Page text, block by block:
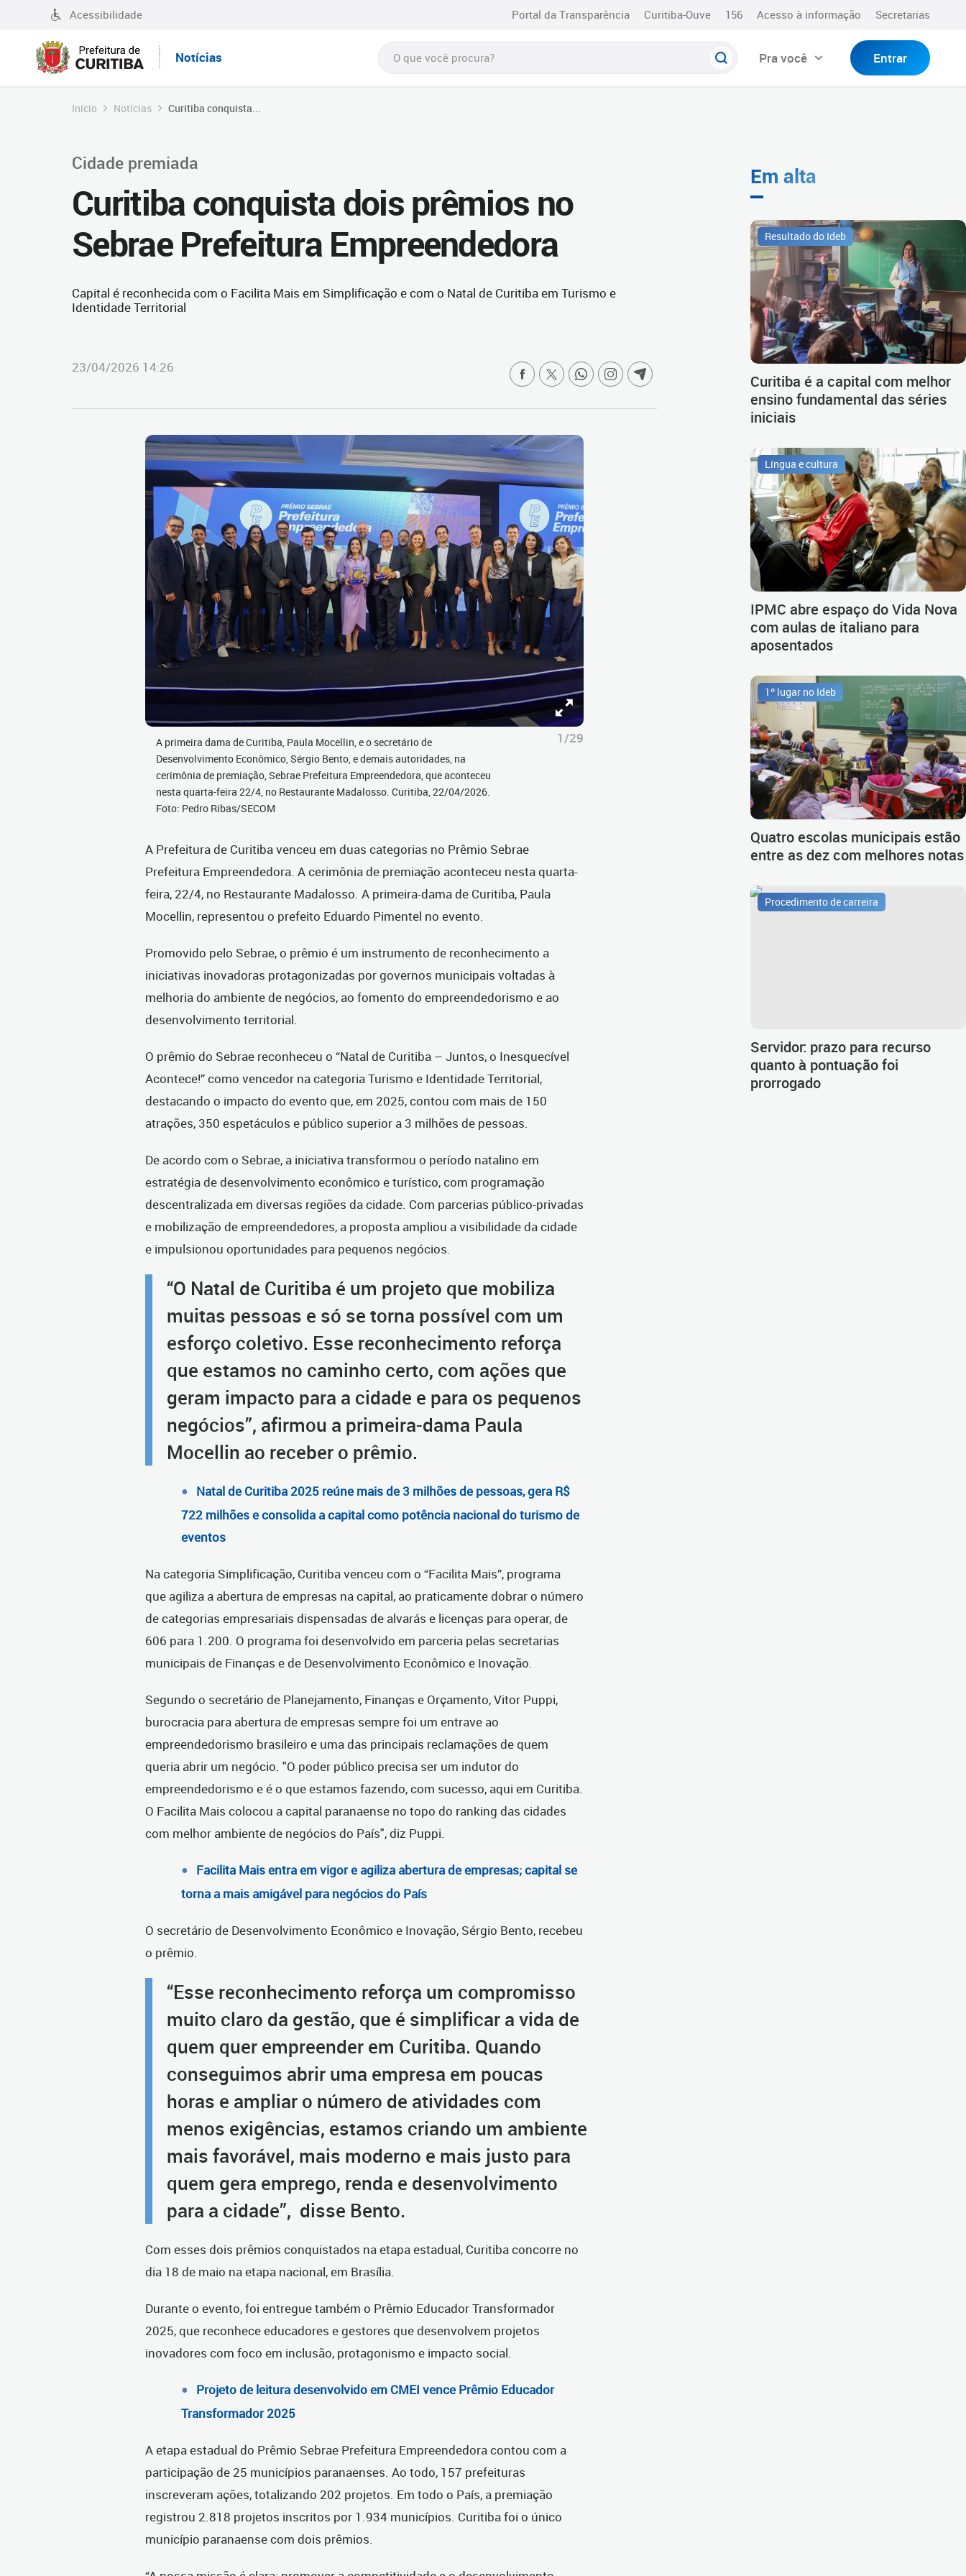
Acessibilidade Portal da Transparência Curitiba-Ouve 156 Acesso à informação Secretarias
Notícias Pra você Entrar
Início Notícias Curitiba conquista...
Cidade premiada
Curitiba conquista dois prêmios no
Sebrae Prefeitura Empreendedora
Capital é reconhecida com o Facilita Mais em Simplificação e com o Natal de Curitiba em Turismo e
Identidade Territorial
23/04/2026 14:26
A primeira dama de Curitiba, Paula Mocellin, e o secretário de
Desenvolvimento Econômico, Sérgio Bento, e demais autoridades, na
cerimônia de premiação, Sebrae Prefeitura Empreendedora, que aconteceu
nesta quarta-feira 22/4, no Restaurante Madalosso. Curitiba, 22/04/2026.
Foto: Pedro Ribas/SECOM
1/29
A Prefeitura de Curitiba venceu em duas categorias no Prêmio Sebrae
Prefeitura Empreendedora. A cerimônia de premiação aconteceu nesta quarta-
feira, 22/4, no Restaurante Madalosso. A primeira-dama de Curitiba, Paula
Mocellin, representou o prefeito Eduardo Pimentel no evento.
Promovido pelo Sebrae, o prêmio é um instrumento de reconhecimento a
iniciativas inovadoras protagonizadas por governos municipais voltadas à
melhoria do ambiente de negócios, ao fomento do empreendedorismo e ao
desenvolvimento territorial.
O prêmio do Sebrae reconheceu o “Natal de Curitiba – Juntos, o Inesquecível
Acontece!” como vencedor na categoria Turismo e Identidade Territorial,
destacando o impacto do evento que, em 2025, contou com mais de 150
atrações, 350 espetáculos e público superior a 3 milhões de pessoas.
De acordo com o Sebrae, a iniciativa transformou o período natalino em
estratégia de desenvolvimento econômico e turístico, com programação
descentralizada em diversas regiões da cidade. Com parcerias público-privadas
e mobilização de empreendedores, a proposta ampliou a visibilidade da cidade
e impulsionou oportunidades para pequenos negócios.
“O Natal de Curitiba é um projeto que mobiliza
muitas pessoas e só se torna possível com um
esforço coletivo. Esse reconhecimento reforça
que estamos no caminho certo, com ações que
geram impacto para a cidade e para os pequenos
negócios”, afirmou a primeira-dama Paula
Mocellin ao receber o prêmio.
Natal de Curitiba 2025 reúne mais de 3 milhões de pessoas, gera R$
722 milhões e consolida a capital como potência nacional do turismo de
eventos
Na categoria Simplificação, Curitiba venceu com o “Facilita Mais”, programa
que agiliza a abertura de empresas na capital, ao praticamente dobrar o número
de categorias empresariais dispensadas de alvarás e licenças para operar, de
606 para 1.200. O programa foi desenvolvido em parceria pelas secretarias
municipais de Finanças e de Desenvolvimento Econômico e Inovação.
Segundo o secretário de Planejamento, Finanças e Orçamento, Vitor Puppi,
burocracia para abertura de empresas sempre foi um entrave ao
empreendedorismo brasileiro e uma das principais reclamações de quem
queria abrir um negócio. "O poder público precisa ser um indutor do
empreendedorismo e é o que estamos fazendo, com sucesso, aqui em Curitiba.
O Facilita Mais colocou a capital paranaense no topo do ranking das cidades
com melhor ambiente de negócios do País", diz Puppi.
Facilita Mais entra em vigor e agiliza abertura de empresas; capital se
torna a mais amigável para negócios do País
O secretário de Desenvolvimento Econômico e Inovação, Sérgio Bento, recebeu
o prêmio.
“Esse reconhecimento reforça um compromisso
muito claro da gestão, que é simplificar a vida de
quem quer empreender em Curitiba. Quando
conseguimos abrir uma empresa em poucas
horas e ampliar o número de atividades com
menos exigências, estamos criando um ambiente
mais favorável, mais moderno e mais justo para
quem gera emprego, renda e desenvolvimento
para a cidade”, disse Bento.
Com esses dois prêmios conquistados na etapa estadual, Curitiba concorre no
dia 18 de maio na etapa nacional, em Brasília.
Durante o evento, foi entregue também o Prêmio Educador Transformador
2025, que reconhece educadores e gestores que desenvolvem projetos
inovadores com foco em inclusão, protagonismo e impacto social.
Projeto de leitura desenvolvido em CMEI vence Prêmio Educador
Transformador 2025
A etapa estadual do Prêmio Sebrae Prefeitura Empreendedora contou com a
participação de 25 municípios paranaenses. Ao todo, 157 prefeituras
inscreveram ações, totalizando 202 projetos. Em todo o País, a premiação
registrou 2.818 projetos inscritos por 1.934 municípios. Curitiba foi o único
município paranaense com dois prêmios.
Em alta
Resultado do Ideb
Curitiba é a capital com melhor
ensino fundamental das séries
iniciais
Língua e cultura
IPMC abre espaço do Vida Nova
com aulas de italiano para
aposentados
1º lugar no Ideb
Quatro escolas municipais estão
entre as dez com melhores notas
Procedimento de carreira
Servidor: prazo para recurso
quanto à pontuação foi
prorrogado